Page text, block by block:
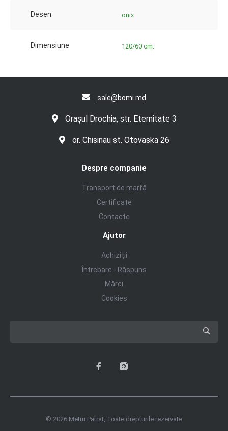
Desen onix
Dimensiune 120/60 cm.
sale@bomi.md
Orașul Drochia, str. Eternitate 3
or. Chisinau st. Otovaska 26
Despre companie
Transport de marfă
Certificate
Contacte
Ajutor
Achiziții
Întrebare - Răspuns
Mărci
Cookies
© 2026 Metru Patrat, Toate drepturile rezervate